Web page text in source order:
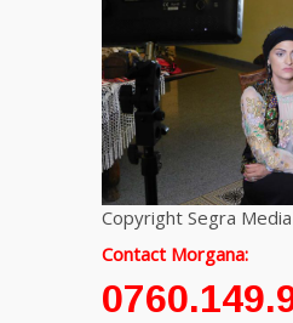
Copyright Segra
Contact Morgana: